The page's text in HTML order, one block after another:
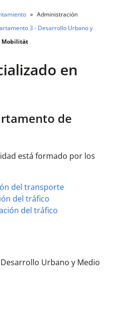
Administración
3 - Desarrollo Urbano y
Mobilität
en
de
está formado por los
del transporte
del tráfico
del tráfico
Urbano y Medio